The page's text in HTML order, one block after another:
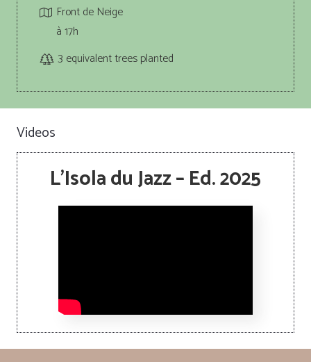
Front de Neige
à 17h
3 equivalent trees planted
Videos
L’Isola du Jazz – Ed. 2025